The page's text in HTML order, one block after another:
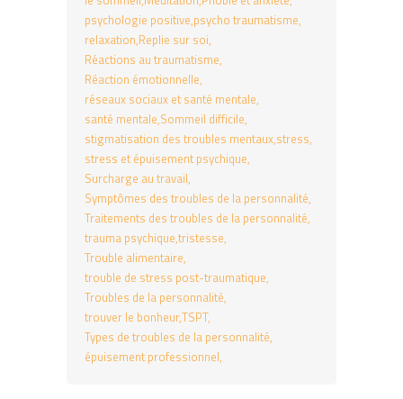
psychologie positive psycho traumatisme
relaxation Replie sur soi
Réactions au traumatisme
Réaction émotionnelle
réseaux sociaux et santé mentale
santé mentale Sommeil difficile
stigmatisation des troubles mentaux stress
stress et épuisement psychique
Surcharge au travail
Symptômes des troubles de la personnalité
Traitements des troubles de la personnalité
trauma psychique tristesse
Trouble alimentaire
trouble de stress post-traumatique
Troubles de la personnalité
trouver le bonheurTSPT
Types de troubles de la personnalité
épuisement professionnel